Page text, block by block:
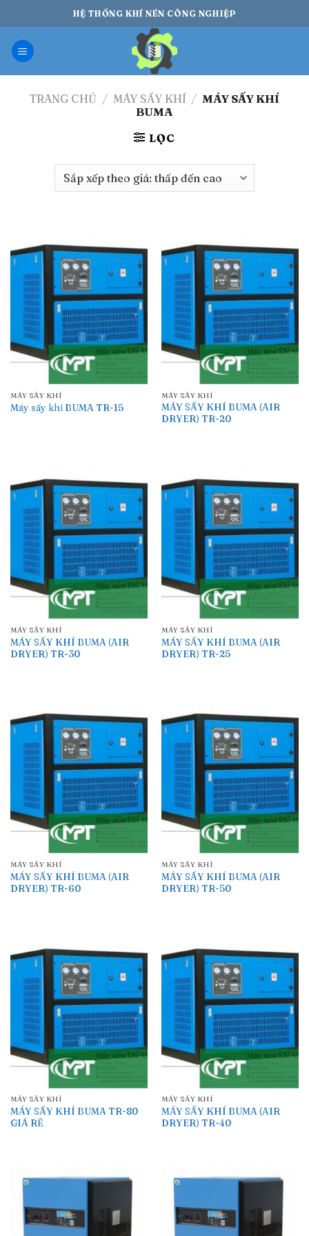
qua
nội
dung
HỆ THỐNG KHÍ NÉN CÔNG NGHIỆP
TRANG CHỦ / MÁY SẤY KHÍ / MÁY SẤY KHÍ
BUMA
LỌC
MÁY SẤY KHÍ
Máy sấy khí BUMA TR-15
MÁY SẤY KHÍ
MÁY SẤY KHÍ BUMA (AIR
DRYER) TR-20
MÁY SẤY KHÍ
MÁY SẤY KHÍ BUMA (AIR
DRYER) TR-30
MÁY SẤY KHÍ
MÁY SẤY KHÍ BUMA (AIR
DRYER) TR-25
MÁY SẤY KHÍ
MÁY SẤY KHÍ BUMA (AIR
DRYER) TR-60
MÁY SẤY KHÍ
MÁY SẤY KHÍ BUMA (AIR
DRYER) TR-50
MÁY SẤY KHÍ
MÁY SẤY KHÍ BUMA TR-80
GIÁ RẺ
MÁY SẤY KHÍ
MÁY SẤY KHÍ BUMA (AIR
DRYER) TR-40